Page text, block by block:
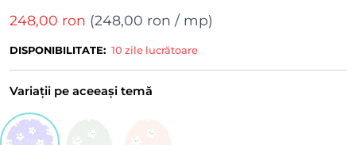
248,00 ron (248,00 ron / mp)
DISPONIBILITATE: 10 zile lucrătoare
Variații pe aceeași temă